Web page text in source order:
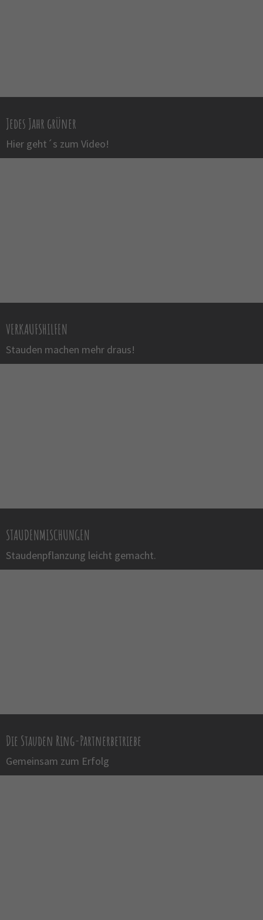
Jedes Jahr grüner
Hier geht´s zum Video!
VERKAUFSHILFEN
Stauden machen mehr draus!
STAUDENMISCHUNGEN
Staudenpflanzung leicht gemacht.
Die Stauden Ring-Partnerbetriebe
Gemeinsam zum Erfolg